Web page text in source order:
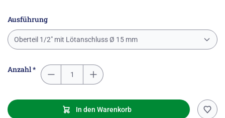
Ausführung
Oberteil 1/2" mit Lötanschluss Ø 15 mm
Anzahl *
In den Warenkorb